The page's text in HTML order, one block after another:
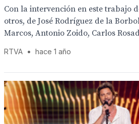
Con la intervención en este trabajo
otros, de José Rodríguez de la
Marcos, Antonio Zoido, Carlos
RTVA • hace 1 año